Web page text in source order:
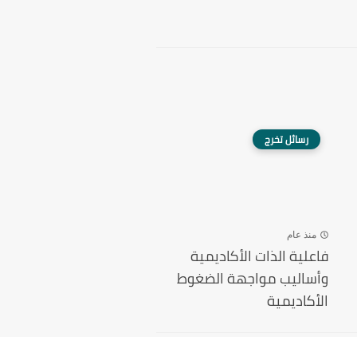
رسائل تخرج
منذ عام
فاعلية الذات الأكاديمية
وأساليب مواجهة الضغوط
الأكاديمية